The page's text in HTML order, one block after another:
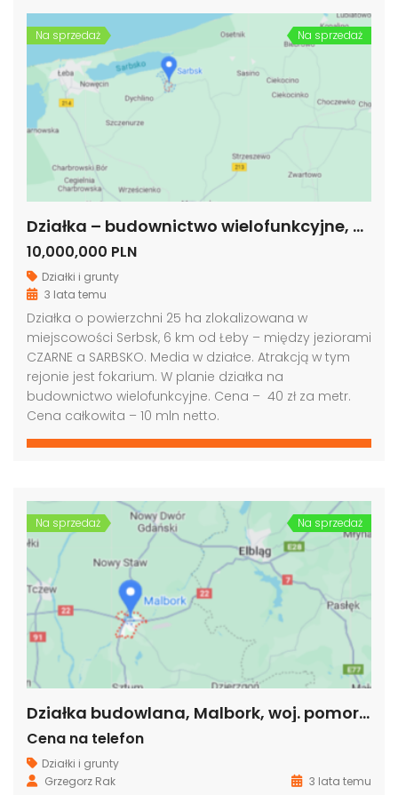
Na sprzedaż Na sprzedaż
Działka – budownictwo wielofunkcyjne, okolice Łeby, woj. pomorskie
10,000,000 PLN
Działki i grunty
3 lata temu
Działka o powierzchni 25 ha zlokalizowana w
miejscowości Serbsk, 6 km od Łeby – między jeziorami
CZARNE a SARBSKO. Media w działce. Atrakcją w tym
rejonie jest fokarium. W planie działka na
budownictwo wielofunkcyjne. Cena – 40 zł za metr.
Cena całkowita – 10 mln netto.
Na sprzedaż Na sprzedaż
Działka budowlana, Malbork, woj. pomorskie
Cena na telefon
Działki i grunty
Grzegorz Rak
3 lata temu